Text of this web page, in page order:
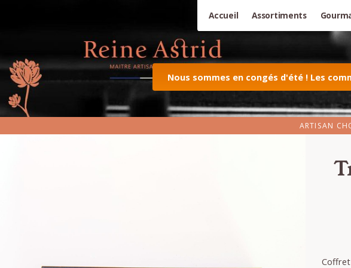
Accueil Assortiments
Nous sommes en congés d'été ! Les
ARTISAN